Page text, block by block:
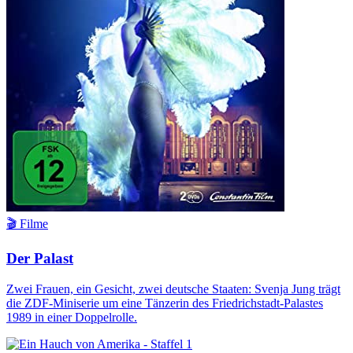
🎬 Filme
Der Palast
Zwei Frauen, ein Gesicht, zwei deutsche Staaten: Svenja Jung trägt
die ZDF-Miniserie um eine Tänzerin des Friedrichstadt-Palastes
1989 in einer Doppelrolle.